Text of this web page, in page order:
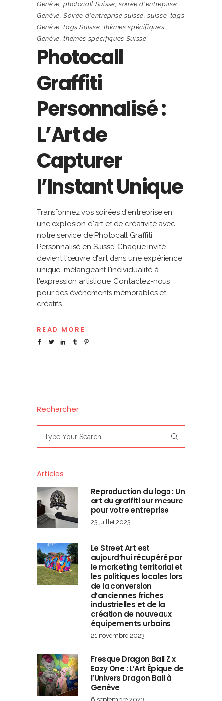
Genève,photocall Suisse, soirée d'entreprise
Genève,Soirée d'entreprise suisse,suisse, tags
Genève,tags Suisse, thèmes spécifiques
Genève,thèmes spécifiques Suisse
Photocall
Graffiti
Personnalisé :
L’Art de
Capturer
l’Instant Unique
Transformez vos soirées d'entreprise en
une explosion d'art et de créativité avec
notre service de Photocall Graffiti
Personnalisé en Suisse. Chaque invité
devient l'œuvre d'art dans une expérience
unique, mélangeant l'individualité à
l'expression artistique. Contactez-nous
pour des événements mémorables et
créatifs.
READ MORE
Rechercher
for:
Articles
Reproduction du logo : Un
art du graffiti sur mesure
pour votre entreprise
23 juillet 2023
Le Street Art est
aujourd’hui récupéré par
le marketing territorial et
les politiques locales lors
de la conversion
d’anciennes friches
industrielles et de la
création de nouveaux
équipements urbains
21 novembre 2023
Fresque Dragon Ball Z x
Eazy One : L’Art Épique de
l’Univers Dragon Ball à
Genève
6 septembre 2023